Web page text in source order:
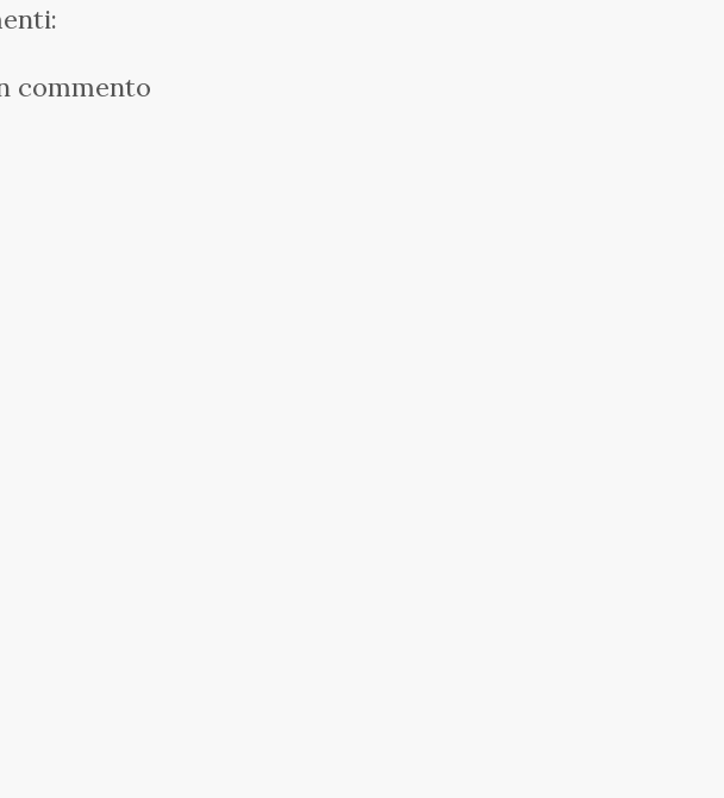
commento